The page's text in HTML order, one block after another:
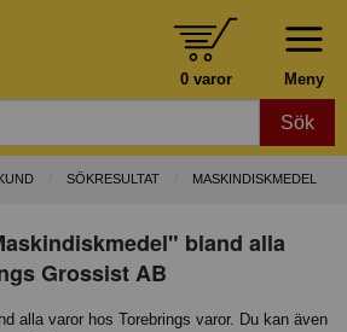
Meny
0 varor
Sök
SÖKRESULTAT MASKINDISKMEDEL
bland alla
Grossist AB
alla varor hos Torebrings varor. Du kan även